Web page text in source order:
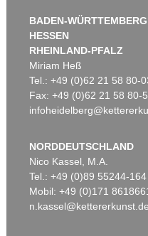
BADEN-WÜRTTEMBERG
HESSEN
RHEINLAND-PFALZ
Miriam Heß
Tel.: +49 (0)62 21 58 80-
Fax: +49 (0)62 21 58 80-
NORDDEUTSCHLAND
Nico Kassel, M.A.
Tel.: +49 (0)89 55244-164
Mobil: +49 (0)171
n.kassel@kettererkunst.de